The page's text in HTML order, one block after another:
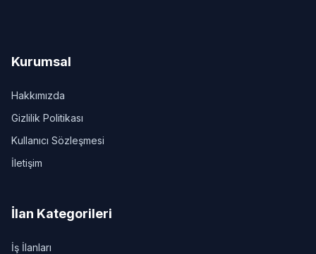
Kurumsal
Hakkımızda
Gizlilik Politikası
Kullanıcı Sözleşmesi
İletişim
İlan Kategorileri
İş İlanları